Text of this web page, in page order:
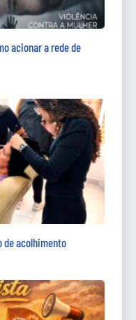
acionar a rede de
de acolhimento